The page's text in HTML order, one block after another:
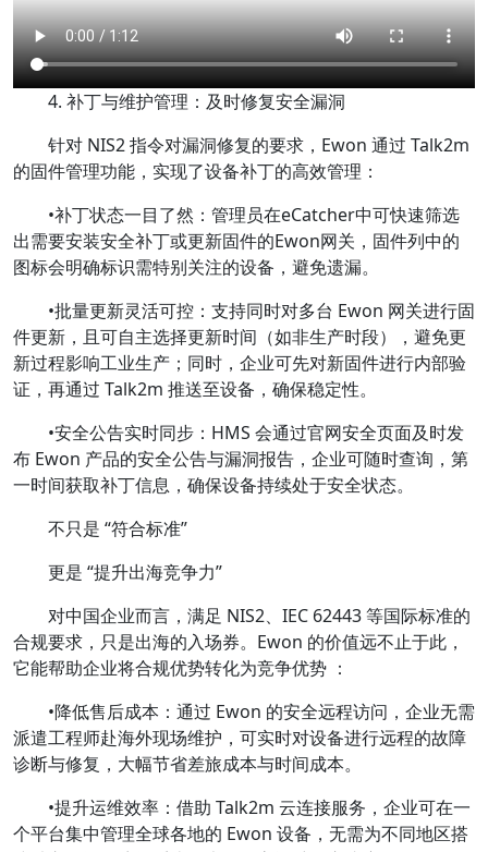
4. 补丁与维护管理：及时修复安全漏洞
针对 NIS2 指令对漏洞修复的要求，Ewon 通过 Talk2m
的固件管理功能，实现了设备补丁的高效管理：
•补丁状态一目了然：管理员在eCatcher中可快速筛选
出需要安装安全补丁或更新固件的Ewon网关，固件列中的
图标会明确标识需特别关注的设备，避免遗漏。
•批量更新灵活可控：支持同时对多台 Ewon 网关进行固
件更新，且可自主选择更新时间（如非生产时段），避免更
新过程影响工业生产；同时，企业可先对新固件进行内部验
证，再通过 Talk2m 推送至设备，确保稳定性。
•安全公告实时同步：HMS 会通过官网安全页面及时发
布 Ewon 产品的安全公告与漏洞报告，企业可随时查询，第
一时间获取补丁信息，确保设备持续处于安全状态。
不只是 “符合标准”
更是 “提升出海竞争力”
对中国企业而言，满足 NIS2、IEC 62443 等国际标准的
合规要求，只是出海的入场券。Ewon 的价值远不止于此，
它能帮助企业将合规优势转化为竞争优势 ：
•降低售后成本：通过 Ewon 的安全远程访问，企业无需
派遣工程师赴海外现场维护，可实时对设备进行远程的故障
诊断与修复，大幅节省差旅成本与时间成本。
•提升运维效率：借助 Talk2m 云连接服务，企业可在一
个平台集中管理全球各地的 Ewon 设备，无需为不同地区搭